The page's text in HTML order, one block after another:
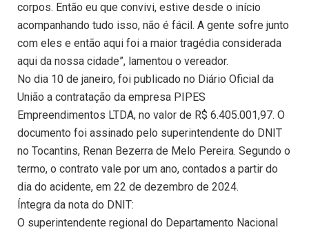
corpos. Então eu que convivi, estive desde o início
acompanhando tudo isso, não é fácil. A gente sofre junto
com eles e então aqui foi a maior tragédia considerada
aqui da nossa cidade”, lamentou o vereador.
No dia 10 de janeiro, foi publicado no Diário Oficial da
União a contratação da empresa PIPES
Empreendimentos LTDA, no valor de R$ 6.405.001,97. O
documento foi assinado pelo superintendente do DNIT
no Tocantins, Renan Bezerra de Melo Pereira. Segundo o
termo, o contrato vale por um ano, contados a partir do
dia do acidente, em 22 de dezembro de 2024.
Íntegra da nota do DNIT:
O superintendente regional do Departamento Nacional